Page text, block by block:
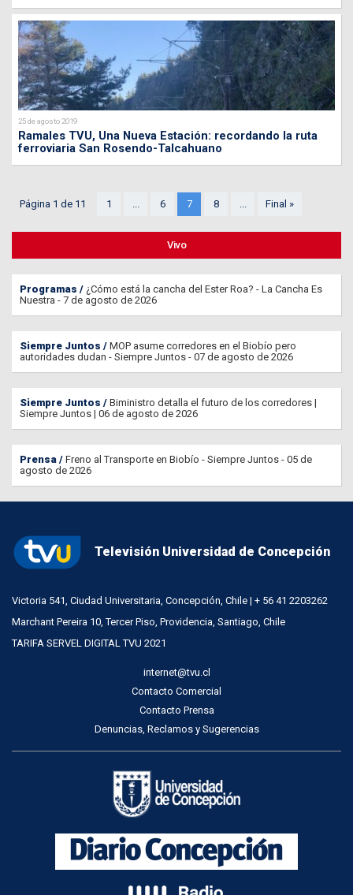
25 de agosto 2019
Ramales TVU, Una Nueva Estación: recordando la ruta
ferroviaria San Rosendo-Talcahuano
Página 1 de 11 1 ... 6 7 8 ... Final »
Vivo
Programas
¿Cómo está la cancha del Ester Roa? - La Cancha Es
Nuestra - 7 de agosto de 2026
Siempre Juntos
MOP asume corredores en el Biobío pero
autoridades dudan - Siempre Juntos - 07 de agosto de 2026
Siempre Juntos
Biministro detalla el futuro de los corredores |
Siempre Juntos | 06 de agosto de 2026
Prensa
Freno al Transporte en Biobío - Siempre Juntos - 05 de
agosto de 2026
Televisión Universidad de Concepción
Victoria 541, Ciudad Universitaria, Concepción, Chile | + 56 41 2203262
Marchant Pereira 10, Tercer Piso, Providencia, Santiago, Chile
TARIFA SERVEL DIGITAL TVU 2021
internet@tvu.cl
Contacto Comercial
Contacto Prensa
Denuncias, Reclamos y Sugerencias